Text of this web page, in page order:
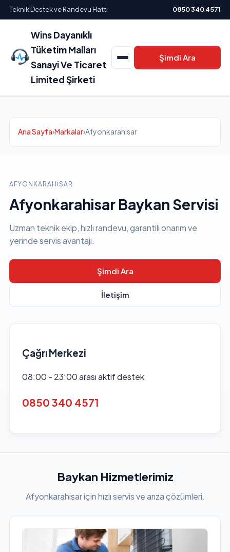
Teknik Destek ve Randevu Hattı 0850 340 4571
Wins Dayanıklı
Tüketim Malları
Sanayi Ve Ticaret
Limited Şirketi
Şimdi Ara
Ana Sayfa›Markalar›Afyonkarahisar
AFYONKARAHISAR
Afyonkarahisar Baykan Servisi
Uzman teknik ekip, hızlı randevu, garantili onarım ve
yerinde servis avantajı.
Şimdi Ara
İletişim
Çağrı Merkezi
08:00 - 23:00 arası aktif destek
0850 340 4571
Baykan Hizmetlerimiz
Afyonkarahisar için hızlı servis ve arıza çözümleri.